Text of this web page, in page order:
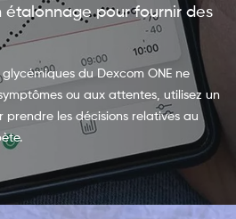
étalonnage pour fournir des
du Dexcom ONE ne
ou aux attentes, utilisez un
prendre les décisions relatives au